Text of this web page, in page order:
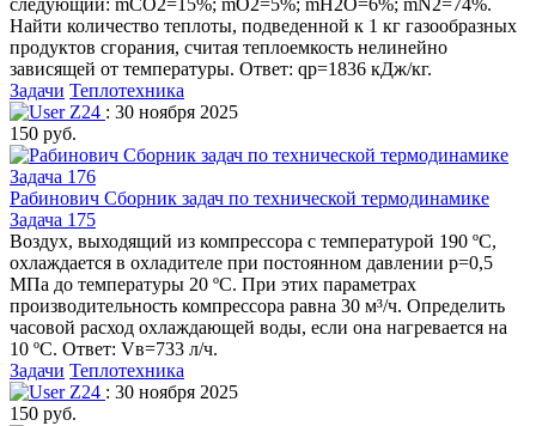
следующий: mСО2=15%; mO2=5%; mH2O=6%; mN2=74%.
Найти количество теплоты, подведенной к 1 кг газообразных
продуктов сгорания, считая теплоемкость нелинейно
зависящей от температуры. Ответ: qp=1836 кДж/кг.
Задачи Теплотехника
Z24 : 30 ноября 2025
150 руб.
Рабинович Сборник задач по технической термодинамике
Задача 175
Воздух, выходящий из компрессора с температурой 190 ºС,
охлаждается в охладителе при постоянном давлении р=0,5
МПа до температуры 20 ºС. При этих параметрах
производительность компрессора равна 30 м³/ч. Определить
часовой расход охлаждающей воды, если она нагревается на
10 ºС. Ответ: Vв=733 л/ч.
Задачи Теплотехника
Z24 : 30 ноября 2025
150 руб.